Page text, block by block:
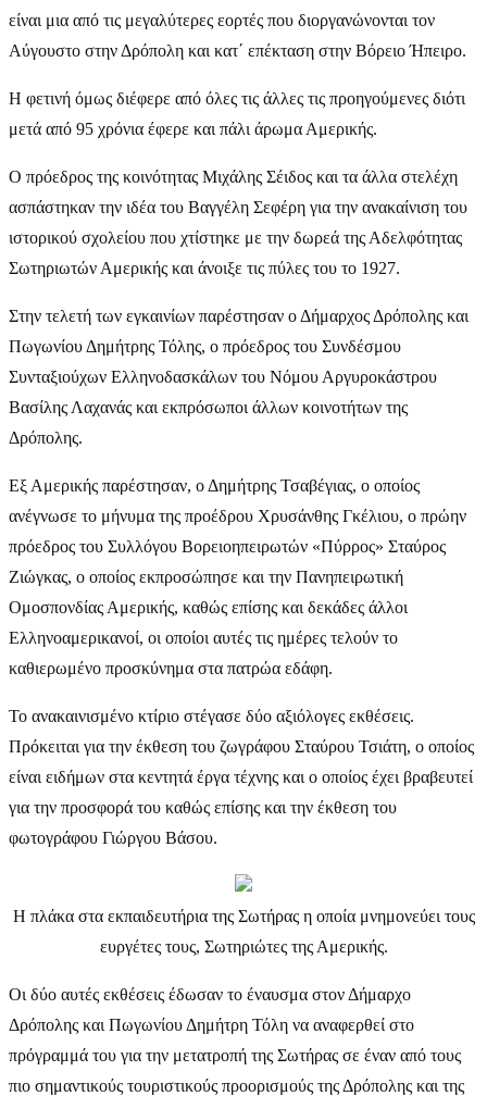
είναι μια από τις μεγαλύτερες εορτές που διοργανώνονται τον
Αύγουστο στην Δρόπολη και κατ΄ επέκταση στην Βόρειο Ήπειρο.
Η φετινή όμως διέφερε από όλες τις άλλες τις προηγούμενες διότι
μετά από 95 χρόνια έφερε και πάλι άρωμα Αμερικής.
Ο πρόεδρος της κοινότητας Μιχάλης Σέιδος και τα άλλα στελέχη
ασπάστηκαν την ιδέα του Βαγγέλη Σεφέρη για την ανακαίνιση του
ιστορικού σχολείου που χτίστηκε με την δωρεά της Αδελφότητας
Σωτηριωτών Αμερικής και άνοιξε τις πύλες του το 1927.
Στην τελετή των εγκαινίων παρέστησαν ο Δήμαρχος Δρόπολης και
Πωγωνίου Δημήτρης Τόλης, ο πρόεδρος του Συνδέσμου
Συνταξιούχων Ελληνοδασκάλων του Νόμου Αργυροκάστρου
Βασίλης Λαχανάς και εκπρόσωποι άλλων κοινοτήτων της
Δρόπολης.
Εξ Αμερικής παρέστησαν, ο Δημήτρης Τσαβέγιας, ο οποίος
ανέγνωσε το μήνυμα της προέδρου Χρυσάνθης Γκέλιου, ο πρώην
πρόεδρος του Συλλόγου Βορειοηπειρωτών «Πύρρος» Σταύρος
Ζιώγκας, ο οποίος εκπροσώπησε και την Πανηπειρωτική
Ομοσπονδίας Αμερικής, καθώς επίσης και δεκάδες άλλοι
Ελληνοαμερικανοί, οι οποίοι αυτές τις ημέρες τελούν το
καθιερωμένο προσκύνημα στα πατρώα εδάφη.
Το ανακαινισμένο κτίριο στέγασε δύο αξιόλογες εκθέσεις.
Πρόκειται για την έκθεση του ζωγράφου Σταύρου Τσιάτη, ο οποίος
είναι ειδήμων στα κεντητά έργα τέχνης και ο οποίος έχει βραβευτεί
για την προσφορά του καθώς επίσης και την έκθεση του
φωτογράφου Γιώργου Βάσου.
Η πλάκα στα εκπαιδευτήρια της Σωτήρας η οποία μνημονεύει τους
ευργέτες τους, Σωτηριώτες της Αμερικής.
Οι δύο αυτές εκθέσεις έδωσαν το έναυσμα στον Δήμαρχο
Δρόπολης και Πωγωνίου Δημήτρη Τόλη να αναφερθεί στο
πρόγραμμά του για την μετατροπή της Σωτήρας σε έναν από τους
πιο σημαντικούς τουριστικούς προορισμούς της Δρόπολης και της